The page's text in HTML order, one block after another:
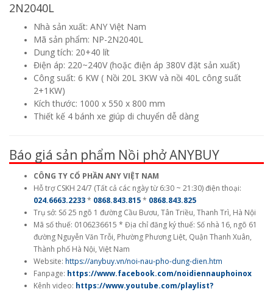
2N2040L
Nhà sản xuất: ANY Việt Nam
Mã sản phẩm: NP-2N2040L
Dung tích: 20+40 lít
Điện áp: 220~240V (hoặc điện áp 380V đặt sản xuất)
Công suất: 6 KW ( Nồi 20L 3KW và nồi 40L công suất
2+1KW)
Kích thước: 1000 x 550 x 800 mm
Thiết kế 4 bánh xe giúp di chuyển dễ dàng
Báo giá sản phẩm Nồi phở ANYBUY
CÔNG TY CỔ PHẦN ANY VIỆT NAM
Hỗ trợ CSKH 24/7 (Tất cả các ngày từ 6:30 ~ 21:30) điện thoại:
024.6663.2233* 0868.843.815* 0868.843.825
Trụ sở: Số 25 ngõ 1 đường Cầu Bươu, Tân Triều, Thanh Trì, Hà Nội
Mã số thuế: 0106236615 * Địa chỉ đăng ký thuế: Số nhà 16, ngõ 61
đường Nguyễn Văn Trỗi, Phường Phương Liệt, Quận Thanh Xuân,
Thành phố Hà Nội, Việt Nam
Website: https://anybuy.vn/noi-nau-pho-dung-dien.htm
Fanpage: https://www.facebook.com/noidiennauphoinox
Kênh video: https://www.youtube.com/playlist?